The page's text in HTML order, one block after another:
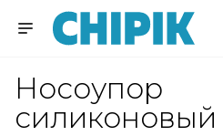
Носоупор
силиконовый